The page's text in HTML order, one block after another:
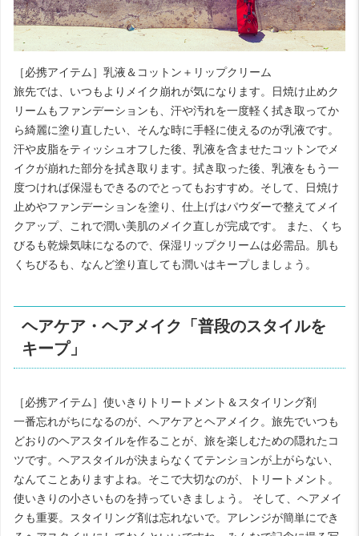
［必携アイテム］乳液＆コットン＋リップクリーム
旅先では、いつもよりメイク崩れが気になります。日焼け止めク
リームもファンデーションも、汗や汚れを一度軽く拭き取ってか
ら綺麗に塗り直したい、そんな時に手軽に使えるのが乳液です。
汗や皮脂をティッシュオフした後、乳液を含ませたコットンでメ
イクが崩れた部分を拭き取ります。拭き取った後、乳液をもう一
度つければ保湿もできるのでとってもおすすめ。そして、日焼け
止めやファンデーションを塗り、仕上げはパウダーで整えてメイ
クアップ、これで潤い美肌のメイク直しが完成です。 また、くち
びるも乾燥気味になるので、保湿リップクリームは必需品。肌も
くちびるも、なんど塗り直しても潤いはキープしましょう。
ヘアケア・ヘアメイク「普段のスタイルを
キープ」
［必携アイテム］使いきりトリートメント＆スタイリング剤
一番忘れがちになるのが、ヘアケアとヘアメイク。旅先でいつも
どおりのヘアスタイルを作ることが、旅を楽しむための隠れたコ
ツです。ヘアスタイルが決まらなくてテンションが上がらない、
なんてことありますよね。そこで大切なのが、トリートメント。
使いきりの小さいものを持っていきましょう。 そして、ヘアメイ
クも重要。スタイリング剤は忘れないで。アレンジが簡単にでき